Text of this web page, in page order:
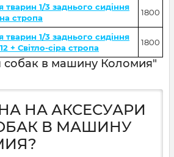
тварин 1/3 заднього сидіння
стропа
1800
тварин 1/3 заднього сидіння
+ Світло-сіра стропа
1800
собак в машину Коломия"
НА АКСЕСУАРИ
В МАШИНУ